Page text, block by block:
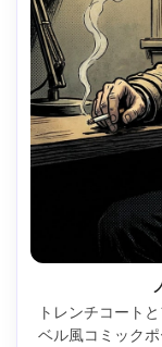
トレンチコート
ベル風コミック